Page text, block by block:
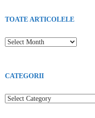
TOATE ARTICOLELE
Toate articolele
CATEGORII
Categorii